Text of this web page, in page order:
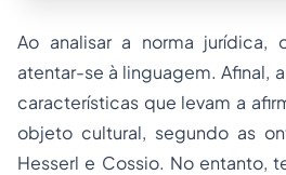
Ao analisar a norma jurídica,
atentar-se à linguagem. Afinal,
características que levam a
objeto cultural, segundo as
Hesserl e Cossio. No entanto,